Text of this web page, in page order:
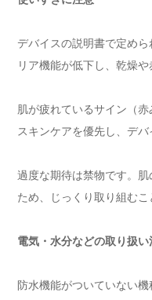
デバイスの説明書で定め
リア機能が低下し、乾燥や
肌が疲れているサイン（
スキンケアを優先し、デバ
過度な期待は禁物です。
ため、じっくり取り組むこ
電気・水分などの取り扱い
防水機能がついていない